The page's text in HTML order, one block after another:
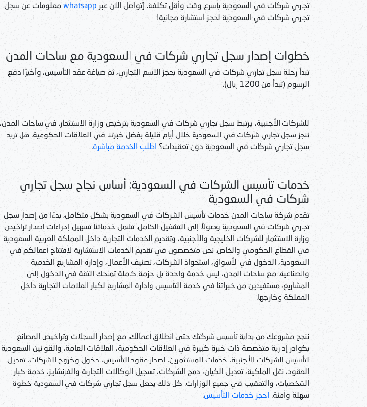
تجاري شركات في السعودية بأسرع وقت وأقل تكلفة. [تواصل الآن عبر whatsapp معلومات عن سجل
تجاري شركات في السعودية لحجز استشارة مجانية!
خطوات إصدار سجل تجاري شركات في السعودية مع ساحات المدن
تبدأ رحلة سجل تجاري شركات في السعودية بحجز الاسم التجاري، ثم صياغة عقد التأسيس، وأخيرًا دفع
الرسوم (تبدأ من 1200 ريال).
للشركات الأجنبية، يرتبط سجل تجاري شركات في السعودية بترخيص وزارة الاستثمار. في ساحات المدن،
ننجز سجل تجاري شركات في السعودية خلال أيام قليلة بفضل خبرتنا في العلاقات الحكومية. هل تريد
سجل تجاري شركات في السعودية دون تعقيدات؟ اطلب الخدمة مباشرة.
خدمات تأسيس الشركات في السعودية: أساس نجاح سجل تجاري
شركات في السعودية
تقدم شركة ساحات المدن خدمات تأسيس الشركات في السعودية بشكل متكامل، بدءًا من إصدار سجل
تجاري شركات في السعودية وصولاً إلى التشغيل الكامل. تشمل خدماتنا تسهيل إجراءات إصدار تراخيص
وزارة الاستثمار للشركات الخليجية والأجنبية، وتقديم الخدمات التجارية داخل المملكة العربية السعودية
في القطاع الحكومي والخاص. نحن متخصصون في تقديم الخدمات الاستشارية لافتتاح أعمالكم في
السعودية، الدخول في الأسواق، استحواذ الشركات، تصنيف الأعمال، وإدارة المشاريع الخدمية
والصناعية. مع ساحات المدن، ليس خدمة واحدة بل حزمة كاملة تمنحك الثقة في الدخول إلى
المشاريع، مستفيدين من خبراتنا في خدمة التأسيس وإدارة المشاريع لكبار العلامات التجارية داخل
المملكة وخارجها.
ننجح مشروعك من بداية تأسيس شركتك حتى انطلاق أعمالك، مع إصدار السجلات وتراخيص المصانع
بكوادر إدارية متخصصة ذات خبرة كبيرة في العلاقات الحكومية، العلاقات العامة، والقوانين السعودية
لتأسيس الشركات الأجنبية، خدمات المستثمرين، إصدار عقود التأسيس، دخول وخروج الشركات، تعديل
العقود، نقل الملكية، تعديل الكيان، دمج الشركات، تسجيل الوكالات التجارية والفرنشايز، خدمة كبار
الشخصيات، والتعقيب في جميع الوزارات. كل ذلك يجعل سجل تجاري شركات في السعودية خطوة
سهلة وآمنة. احجز خدمات التأسيس.